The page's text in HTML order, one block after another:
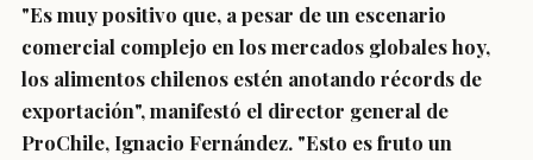
"Es muy positivo que, a pesar de un escenario
comercial complejo en los mercados globales hoy,
los alimentos chilenos estén anotando récords de
exportación", manifestó el director general de
ProChile, Ignacio Fernández. "Esto es fruto un